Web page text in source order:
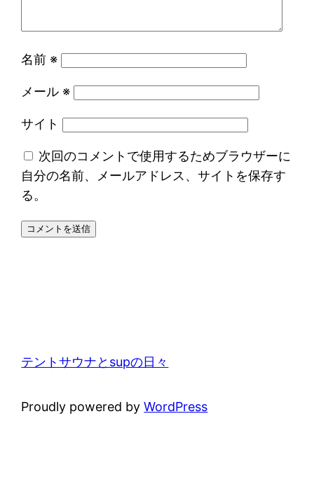
名前 ※
メール ※
サイト
次回のコメントで使用するためブラウザーに
自分の名前、メールアドレス、サイトを保存す
る。
テントサウナとsupの日々
Proudly powered byWordPress